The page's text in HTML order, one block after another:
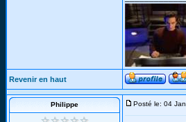
Revenir en haut
Philippe Posté le: 04